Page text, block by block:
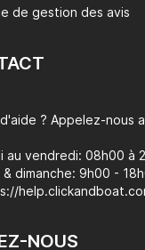
de gestion des avis
? Appelez-nous
au vendredi: 08h00 à
& dimanche: 9h00 -
NOUS